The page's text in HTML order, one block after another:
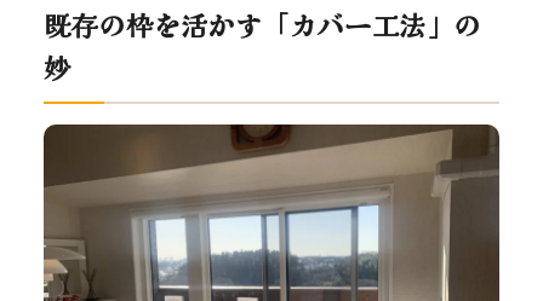
既存の枠を活かす「カバー工法」の
妙